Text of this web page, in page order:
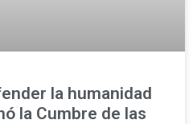
la humanidad
la Cumbre de las